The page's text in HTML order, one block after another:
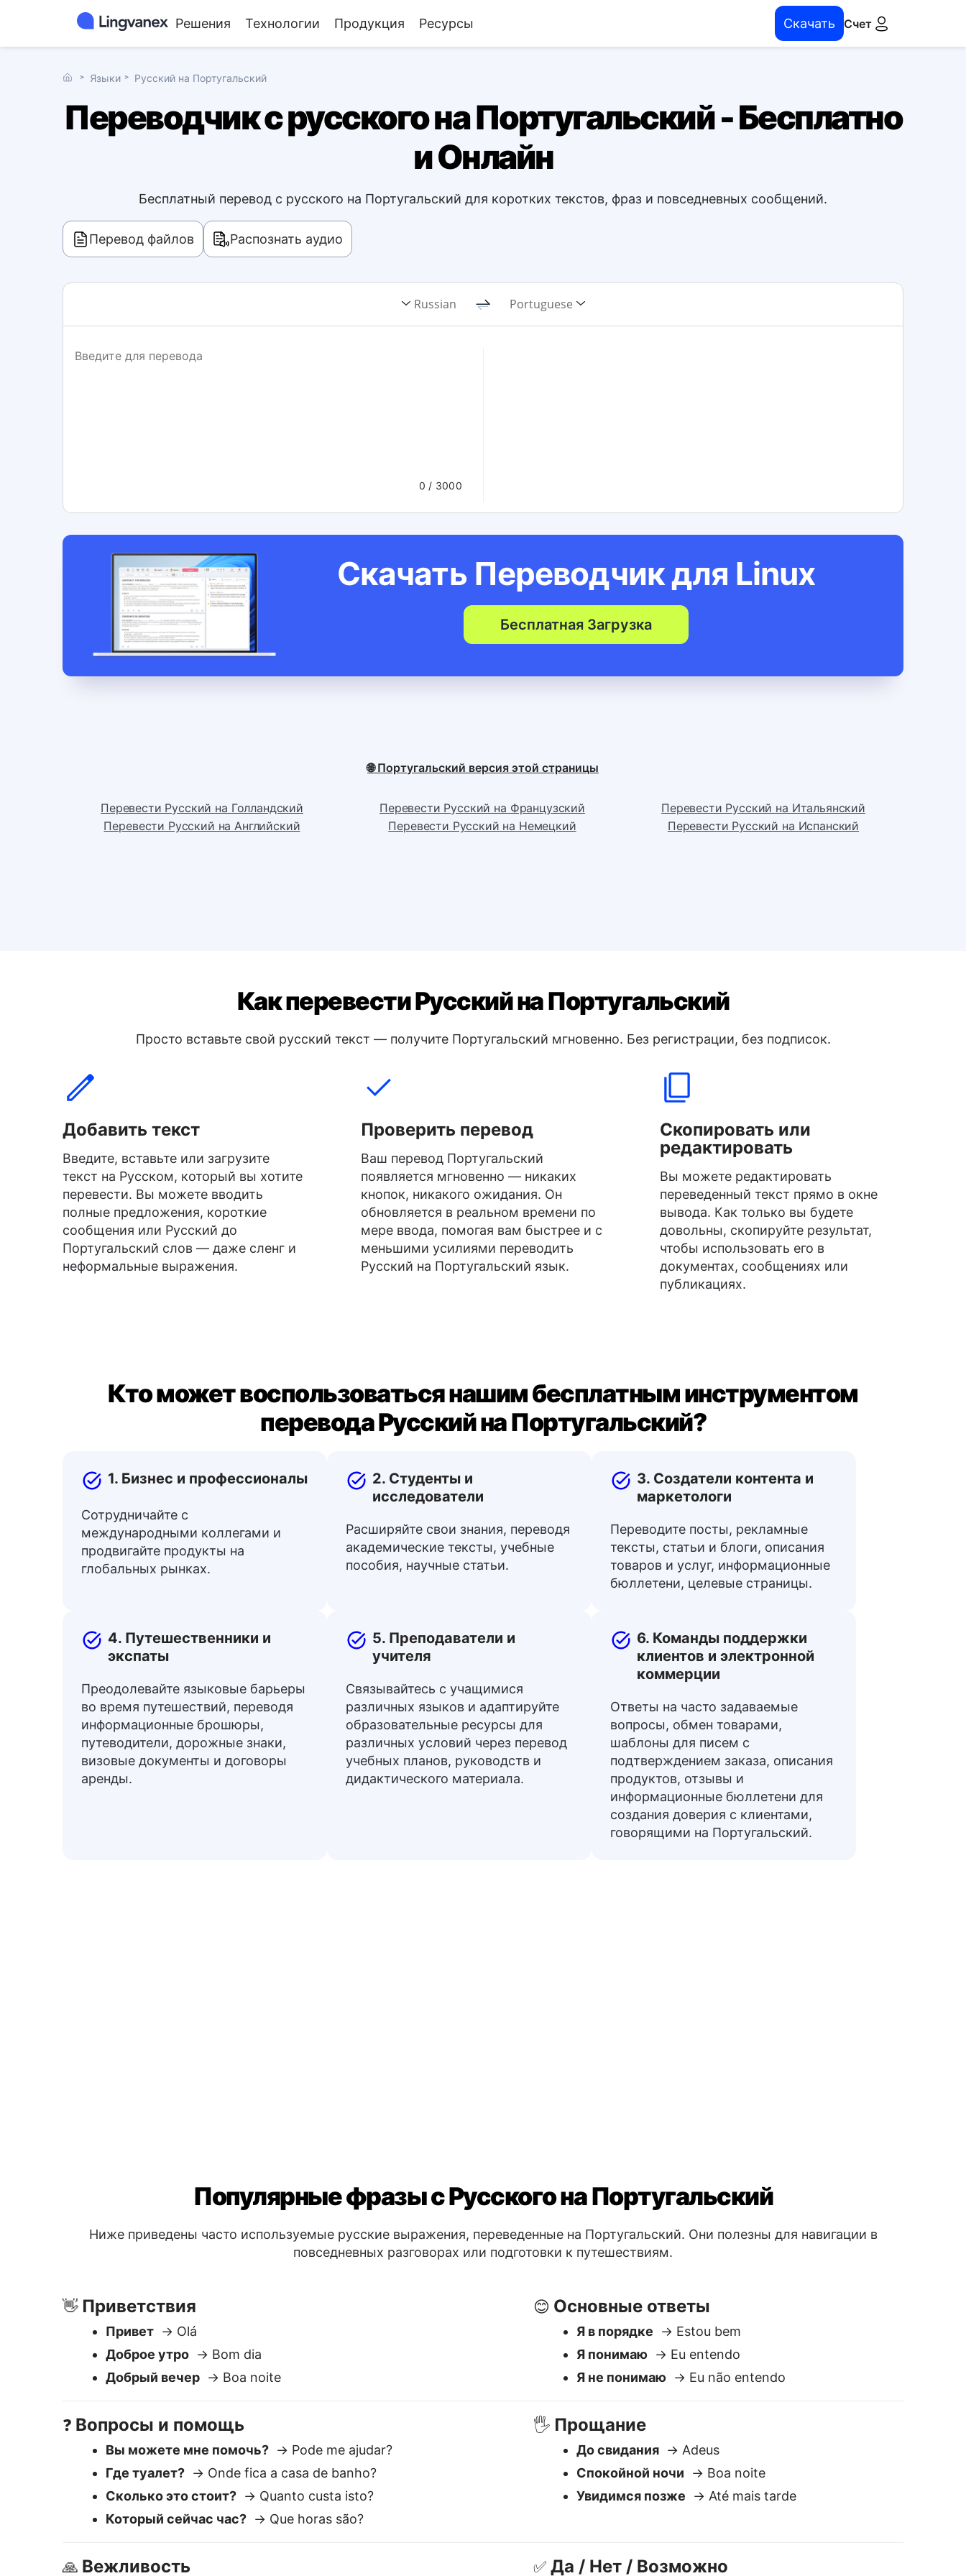
Решения Технологии Продукция Ресурсы Скачать Счет
˃ Языки ˃ Русский на Португальский
Переводчик с русского на Португальский - Бесплатно
и Онлайн
Бесплатный перевод с русского на Португальский для коротких текстов, фраз и повседневных сообщений.
Перевод файлов Распознать аудио
Russian Portuguese
0 / 3000
Скачать Переводчик для Linux
Бесплатная Загрузка
🌐 Португальский версия этой страницы
Перевести Русский на Голландский
Перевести Русский на Английский
Перевести Русский на Французский
Перевести Русский на Немецкий
Перевести Русский на Итальянский
Перевести Русский на Испанский
Как перевести Русский на Португальский
Просто вставьте свой русский текст — получите Португальский мгновенно. Без регистрации, без подписок.
Добавить текст
Введите, вставьте или загрузите
текст на Русском, который вы хотите
перевести. Вы можете вводить
полные предложения, короткие
сообщения или Русский до
Португальский слов — даже сленг и
неформальные выражения.
Проверить перевод
Ваш перевод Португальский
появляется мгновенно — никаких
кнопок, никакого ожидания. Он
обновляется в реальном времени по
мере ввода, помогая вам быстрее и с
меньшими усилиями переводить
Русский на Португальский язык.
Скопировать или
редактировать
Вы можете редактировать
переведенный текст прямо в окне
вывода. Как только вы будете
довольны, скопируйте результат,
чтобы использовать его в
документах, сообщениях или
публикациях.
Кто может воспользоваться нашим бесплатным инструментом
перевода Русский на Португальский?
1. Бизнес и профессионалы
Сотрудничайте с
международными коллегами и
продвигайте продукты на
глобальных рынках.
2. Студенты и
исследователи
Расширяйте свои знания, переводя
академические тексты, учебные
пособия, научные статьи.
3. Создатели контента и
маркетологи
Переводите посты, рекламные
тексты, статьи и блоги, описания
товаров и услуг, информационные
бюллетени, целевые страницы.
4. Путешественники и
экспаты
Преодолевайте языковые барьеры
во время путешествий, переводя
информационные брошюры,
путеводители, дорожные знаки,
визовые документы и договоры
аренды.
5. Преподаватели и
учителя
Связывайтесь с учащимися
различных языков и адаптируйте
образовательные ресурсы для
различных условий через перевод
учебных планов, руководств и
дидактического материала.
6. Команды поддержки
клиентов и электронной
коммерции
Ответы на часто задаваемые
вопросы, обмен товарами,
шаблоны для писем с
подтверждением заказа, описания
продуктов, отзывы и
информационные бюллетени для
создания доверия с клиентами,
говорящими на Португальский.
→ Pode me ajudar?
Который сейчас час?
До свидания→ Adeus
Вежливость
Пожалуйста→ Por favor
Да / Нет / Возможно
Возможно
Почему Lingvanex — лучший Русский переводчик на Португальский